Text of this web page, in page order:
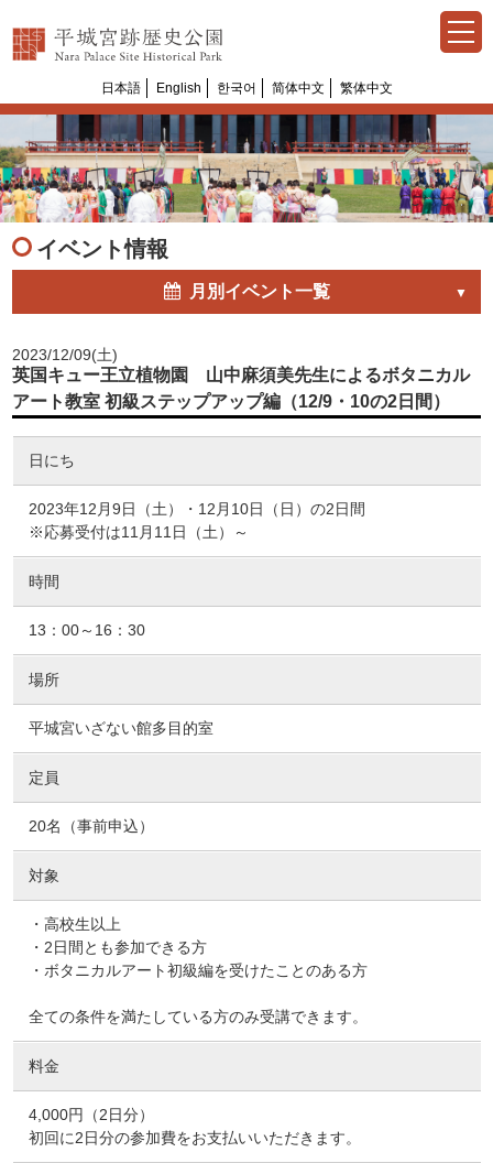
日本語 English 한국어 简体中文 繁体中文
イベント情報
月別イベント一覧
2023/12/09(土)
英国キュー王立植物園 山中麻須美先生によるボタニカル
アート教室 初級ステップアップ編（12/9・10の2日間）
Select Language▼
日にち
2023年12月9日（土）・12月10日（日）の2日間
※応募受付は11月11日（土）～
時間
13：00～16：30
場所
平城宮いざない館多目的室
定員
20名（事前申込）
対象
・高校生以上
・2日間とも参加できる方
・ボタニカルアート初級編を受けたことのある方
全ての条件を満たしている方のみ受講できます。
料金
4,000円（2日分）
初回に2日分の参加費をお支払いいただきます。